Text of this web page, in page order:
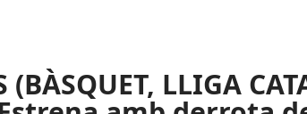
(BÀSQUET, LLIGA